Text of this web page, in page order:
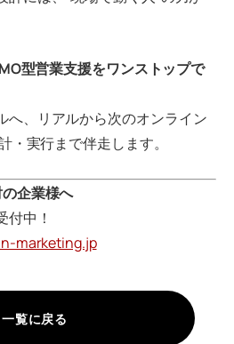
型営業支援をワンストップで
へ、リアルから次のオンライン
・実行まで伴走します。
企業様へ
付中！
marketing.jp
一覧に戻る